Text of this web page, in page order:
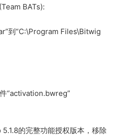
BATs):
到“C:\Program Files\Bitwig
“activation.bwreg”
的完整功能授权版本，移除